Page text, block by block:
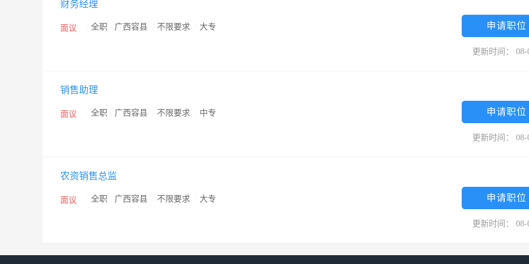
财务经理
面议 全职 广西容县 不限要求 大专 申请职位
更新时间： 08-
销售助理
面议 全职 广西容县 不限要求 中专 申请职位
更新时间： 08-
农资销售总监
面议 全职 广西容县 不限要求 大专 申请职位
更新时间： 08-